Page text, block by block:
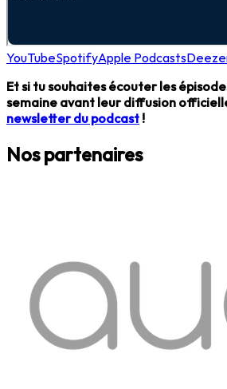
YouTubeSpotifyApple Podcasts
Et si tu souhaites écouter les
semaine avant leur diffusion
newsletter du podcast !
Nos partenaires